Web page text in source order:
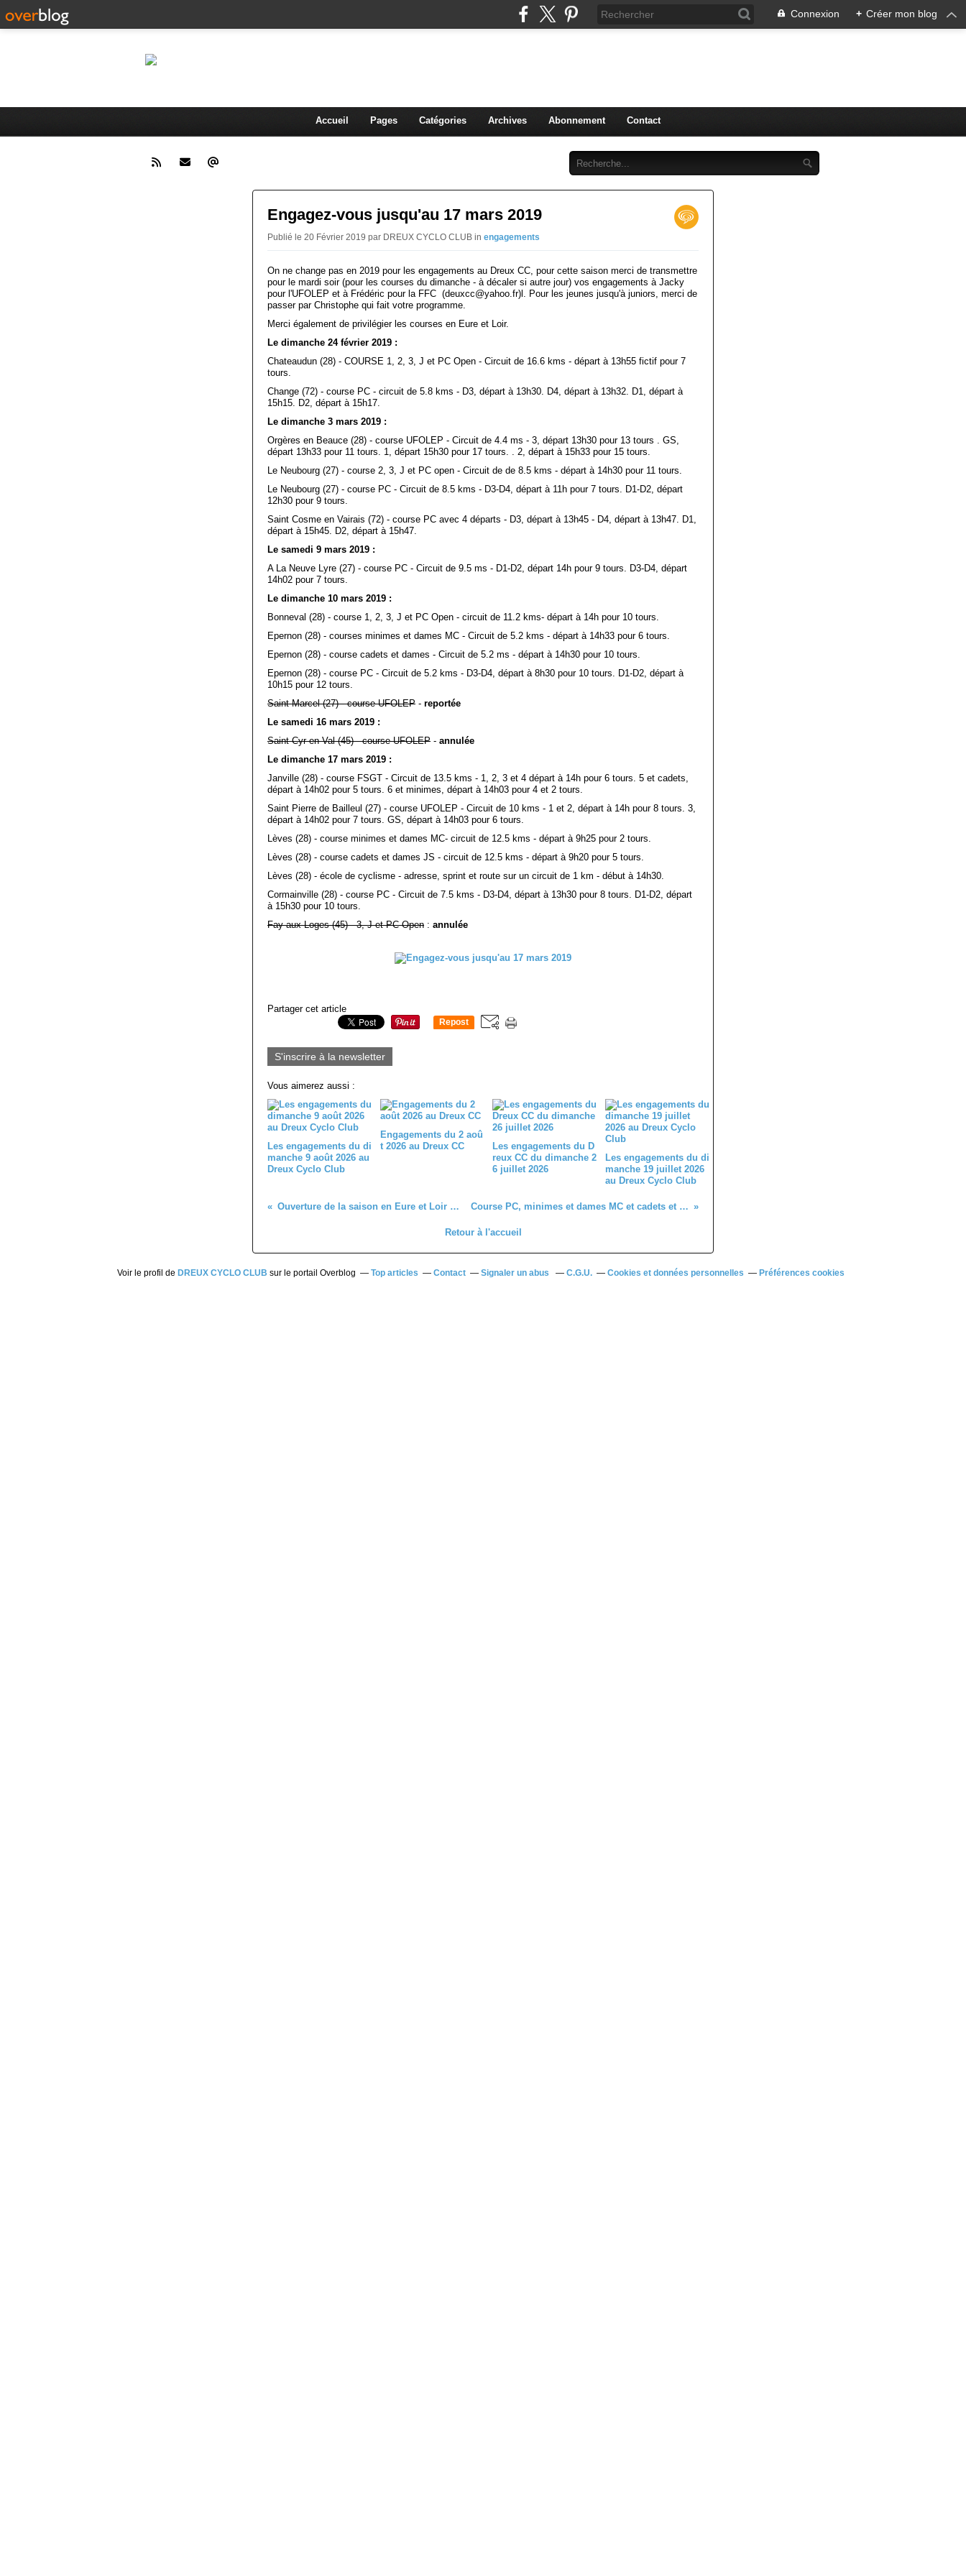
Connexion + Créer mon blog
Accueil Pages Catégories Archives Abonnement Contact
Engagez-vous jusqu'au 17 mars 2019
Publié le 20 Février 2019 par DREUX CYCLO CLUB in engagements
On ne change pas en 2019 pour les engagements au Dreux CC, pour cette saison merci de transmettre
pour le mardi soir (pour les courses du dimanche - à décaler si autre jour) vos engagements à Jacky
pour l'UFOLEP et à Frédéric pour la FFC (deuxcc@yahoo.fr)l. Pour les jeunes jusqu'à juniors, merci de
passer par Christophe qui fait votre programme.
Merci également de privilégier les courses en Eure et Loir.
Le dimanche 24 février 2019 :
Chateaudun (28) - COURSE 1, 2, 3, J et PC Open - Circuit de 16.6 kms - départ à 13h55 fictif pour 7
tours.
Change (72) - course PC - circuit de 5.8 kms - D3, départ à 13h30. D4, départ à 13h32. D1, départ à
15h15. D2, départ à 15h17.
Le dimanche 3 mars 2019 :
Orgères en Beauce (28) - course UFOLEP - Circuit de 4.4 ms - 3, départ 13h30 pour 13 tours . GS,
départ 13h33 pour 11 tours. 1, départ 15h30 pour 17 tours. . 2, départ à 15h33 pour 15 tours.
Le Neubourg (27) - course 2, 3, J et PC open - Circuit de de 8.5 kms - départ à 14h30 pour 11 tours.
Le Neubourg (27) - course PC - Circuit de 8.5 kms - D3-D4, départ à 11h pour 7 tours. D1-D2, départ
12h30 pour 9 tours.
Saint Cosme en Vairais (72) - course PC avec 4 départs - D3, départ à 13h45 - D4, départ à 13h47. D1,
départ à 15h45. D2, départ à 15h47.
Le samedi 9 mars 2019 :
A La Neuve Lyre (27) - course PC - Circuit de 9.5 ms - D1-D2, départ 14h pour 9 tours. D3-D4, départ
14h02 pour 7 tours.
Le dimanche 10 mars 2019 :
Bonneval (28) - course 1, 2, 3, J et PC Open - circuit de 11.2 kms- départ à 14h pour 10 tours.
Epernon (28) - courses minimes et dames MC - Circuit de 5.2 kms - départ à 14h33 pour 6 tours.
Epernon (28) - course cadets et dames - Circuit de 5.2 ms - départ à 14h30 pour 10 tours.
Epernon (28) - course PC - Circuit de 5.2 kms - D3-D4, départ à 8h30 pour 10 tours. D1-D2, départ à
10h15 pour 12 tours.
Saint Marcel (27) - course UFOLEP - reportée
Le samedi 16 mars 2019 :
Saint Cyr en Val (45) - course UFOLEP - annulée
Le dimanche 17 mars 2019 :
Janville (28) - course FSGT - Circuit de 13.5 kms - 1, 2, 3 et 4 départ à 14h pour 6 tours. 5 et cadets,
départ à 14h02 pour 5 tours. 6 et minimes, départ à 14h03 pour 4 et 2 tours.
Saint Pierre de Bailleul (27) - course UFOLEP - Circuit de 10 kms - 1 et 2, départ à 14h pour 8 tours. 3,
départ à 14h02 pour 7 tours. GS, départ à 14h03 pour 6 tours.
Lèves (28) - course minimes et dames MC- circuit de 12.5 kms - départ à 9h25 pour 2 tours.
Lèves (28) - course cadets et dames JS - circuit de 12.5 kms - départ à 9h20 pour 5 tours.
Lèves (28) - école de cyclisme - adresse, sprint et route sur un circuit de 1 km - début à 14h30.
Cormainville (28) - course PC - Circuit de 7.5 kms - D3-D4, départ à 13h30 pour 8 tours. D1-D2, départ
à 15h30 pour 10 tours.
Fay aux Loges (45) - 3, J et PC Open : annulée
Partager cet article
Repost
S'inscrire à la newsletter
Vous aimerez aussi :
Les engagements du di
manche 9 août 2026 au
Dreux Cyclo Club
Engagements du 2 aoû
t 2026 au Dreux CC
Les engagements du D
reux CC du dimanche 2
6 juillet 2026
Les engagements du di
manche 19 juillet 2026
au Dreux Cyclo Club
Ouverture de la saison en Eure et Loir ce dimanche à Chateaudun (28) Course PC, minimes et dames MC et cadets et dames JS le 10 mars à Epernon (28)
Retour à l'accueil
Voir le profil de DREUX CYCLO CLUB sur le portail Overblog Top articles Contact Signaler un abus C.G.U. Cookies et données personnelles Préférences cookies